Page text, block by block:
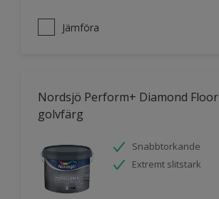
Jämföra
Nordsjö Perform+ Diamond Floor
golvfärg
Snabbtorkande
Extremt slitstark